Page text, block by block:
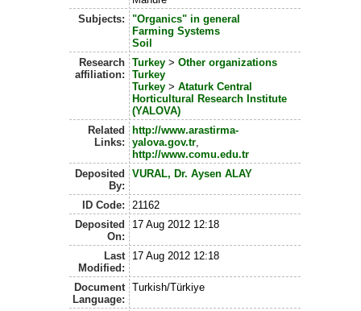
Subjects:
"Organics" in general
Farming Systems
Soil
Research
affiliation:
Turkey >Other organizations
Turkey
Turkey >Ataturk Central
Horticultural Research Institute
(YALOVA)
Related
Links:
http://www.arastirma-
yalova.gov.tr
http://www.comu.edu.tr
Deposited
By:
VURAL, Dr. Aysen ALAY
ID Code:
21162
Deposited
On:
17 Aug 2012 12:18
Last
Modified:
17 Aug 2012 12:18
Document
Language:
Turkish/Türkiye